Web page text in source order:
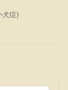
犬症)